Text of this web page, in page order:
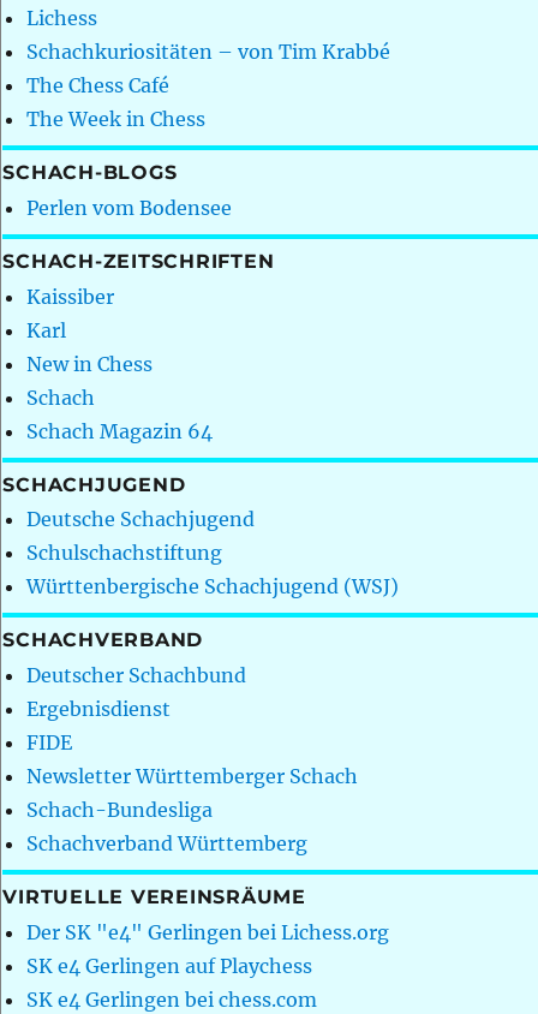
Lichess
Schachkuriositäten – von Tim Krabbé
The Chess Café
The Week in Chess
SCHACH-BLOGS
Perlen vom Bodensee
SCHACH-ZEITSCHRIFTEN
Kaissiber
Karl
New in Chess
Schach
Schach Magazin 64
SCHACHJUGEND
Deutsche Schachjugend
Schulschachstiftung
Württenbergische Schachjugend (WSJ)
SCHACHVERBAND
Deutscher Schachbund
Ergebnisdienst
FIDE
Newsletter Württemberger Schach
Schach-Bundesliga
Schachverband Württemberg
VIRTUELLE VEREINSRÄUME
Der SK "e4" Gerlingen bei Lichess.org
SK e4 Gerlingen auf Playchess
SK e4 Gerlingen bei chess.com